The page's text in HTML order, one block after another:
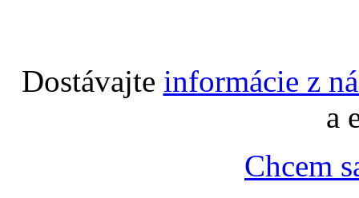
Dostávajte informácie z
a
Chcem